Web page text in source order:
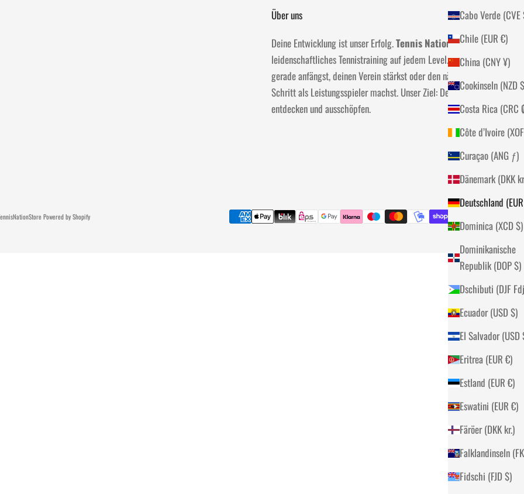
Chile (EUR €)
China (CNY ¥)
Curaçao (ANG ƒ)
Dominica (XCD $)
Dominikanische
Republik (DOP $)
Dschibuti
Ecuador (USD $)
El
Eritrea (EUR €)
Estland (EUR €)
Eswatini (EUR €)
Färöer (DKK kr.)
Fidschi (FJD $)
Über uns
Deine Entwicklung ist unser Erfolg.Tennis Nationsteht für
leidenschaftliches Tennistraining auf jedem Level. Egal ob du
gerade anfängst, deinen Verein stärkst oder den nächsten
Schritt als Leistungsspieler machst. Unser Ziel: Dein Potenzial
entdecken und ausschöpfen.
Powered by Shopify